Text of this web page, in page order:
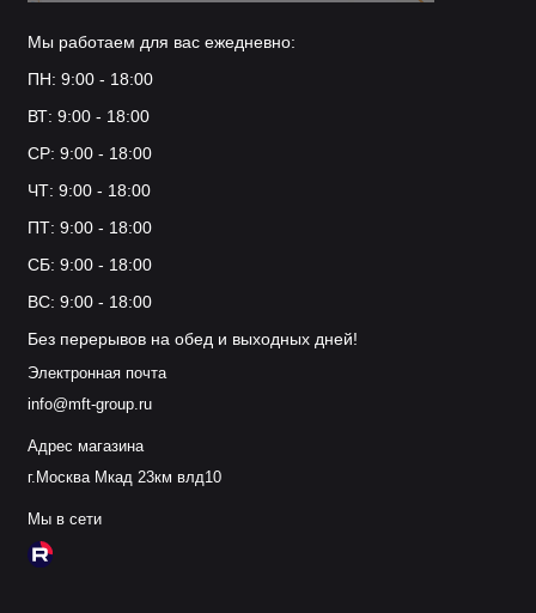
Мы работаем для вас ежедневно:
ПН: 9:00 - 18:00
ВТ: 9:00 - 18:00
СР: 9:00 - 18:00
ЧТ: 9:00 - 18:00
ПТ: 9:00 - 18:00
СБ: 9:00 - 18:00
ВС: 9:00 - 18:00
Без перерывов на обед и выходных дней!
Электронная почта
info@mft-group.ru
Адрес магазина
г.Москва Мкад 23км влд10
Мы в сети